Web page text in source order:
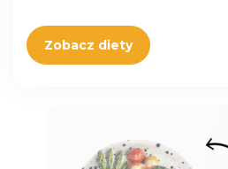
Zobacz diety